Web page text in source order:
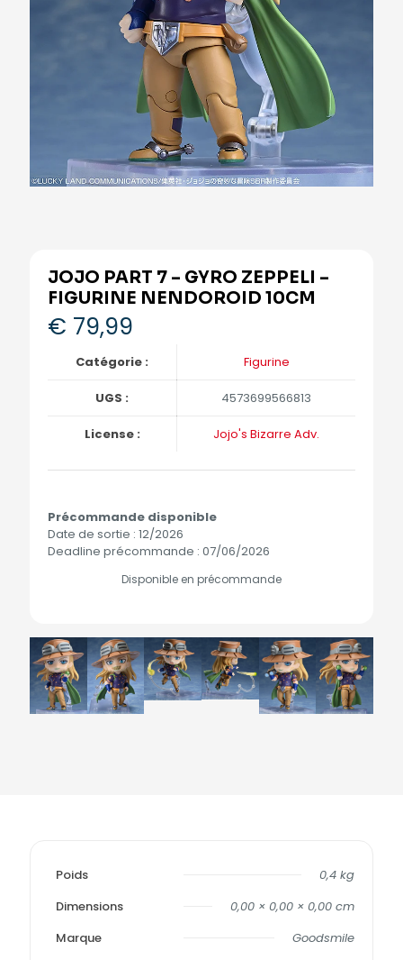
JOJO PART 7 – GYRO ZEPPELI –
FIGURINE NENDOROID 10CM
€ 79,99
Catégorie : Figurine
UGS : 4573699566813
License : Jojo's Bizarre Adv.
Précommande disponible
Date de sortie : 12/2026
Deadline précommande : 07/06/2026
Disponible en précommande
Poids
0,4 kg
Dimensions
0,00 × 0,00 × 0,00 cm
Marque
Goodsmile